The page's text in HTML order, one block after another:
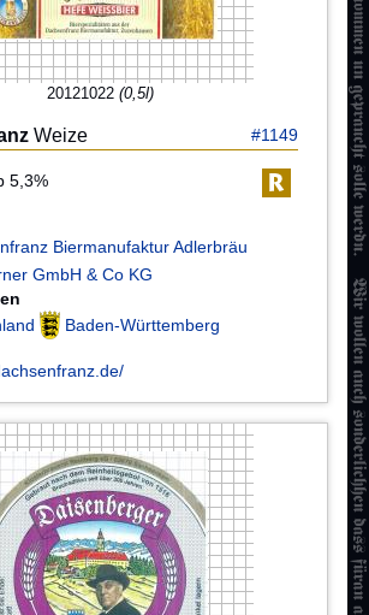
20121022 (0,5l)
Weize #1149
5,3%
Biermanufaktur Adlerbräu
GmbH & Co KG
Baden-Württemberg